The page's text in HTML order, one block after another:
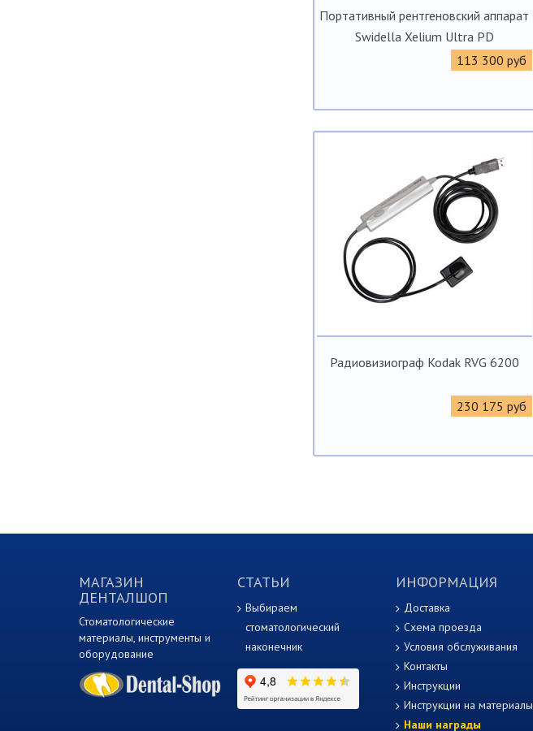
Портативный рентгеновский аппарат
Swidella Xelium Ultra PD
113 300 руб
Радиовизиограф Kodak RVG 6200
230 175 руб
МАГАЗИН
ДЕНТАЛШОП
Стоматологические
материалы, инструменты и
оборудование
СТАТЬИ
Выбираем
стоматологический
наконечник
ИНФОРМАЦИЯ
Доставка
Схема проезда
Условия обслуживания
Контакты
Инструкции
Инструкции на материалы
Наши награды